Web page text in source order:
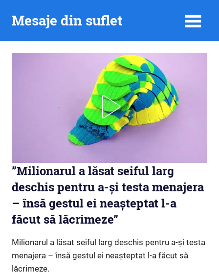
Mesaje din suflet
”Milionarul a lăsat seiful larg
deschis pentru a-și testa menajera
– însă gestul ei neașteptat l-a
făcut să lăcrimeze”
Milionarul a lăsat seiful larg deschis pentru a-și testa
menajera – însă gestul ei neașteptat l-a făcut să
lăcrimeze.